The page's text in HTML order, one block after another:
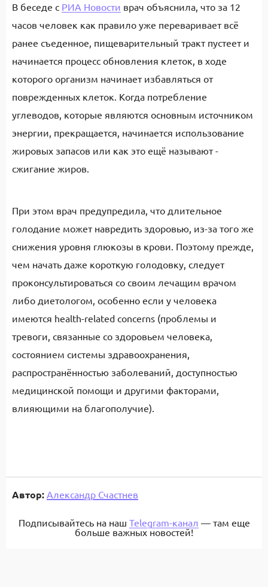
В беседе с РИА Новости врач объяснила, что за 12
часов человек как правило уже переваривает всё
ранее съеденное, пищеварительный тракт пустеет и
начинается процесс обновления клеток, в ходе
которого организм начинает избавляться от
поврежденных клеток. Когда потребление
углеводов, которые являются основным источником
энергии, прекращается, начинается использование
жировых запасов или как это ещё называют -
сжигание жиров.
При этом врач предупредила, что длительное
голодание может навредить здоровью, из-за того же
снижения уровня глюкозы в крови. Поэтому прежде,
чем начать даже короткую голодовку, следует
проконсультироваться со своим лечащим врачом
либо диетологом, особенно если у человека
имеются health-related concerns (проблемы и
тревоги, связанные со здоровьем человека,
состоянием системы здравоохранения,
распространённостью заболеваний, доступностью
медицинской помощи и другими факторами,
влияющими на благополучие).
Автор: Александр Счастнев
Подписывайтесь на наш Telegram-канал — там еще
больше важных новостей!